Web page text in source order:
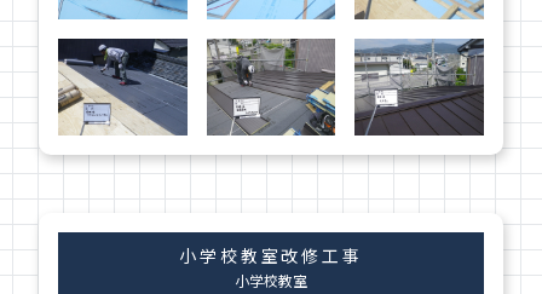
小学校教室改修工事
小学校教室